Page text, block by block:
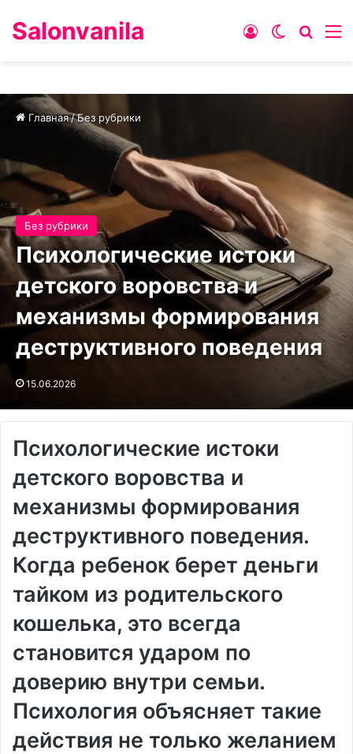
Salonvanila Switch skin
Войти
Главная/Без рубрики
Без рубрики
Психологические истоки
детского воровства и
механизмы формирования
деструктивного поведения
15.06.2026
Психологические истоки
детского воровства и
механизмы формирования
деструктивного поведения.
Когда ребенок берет деньги
тайком из родительского
кошелька, это всегда
становится ударом по
доверию внутри семьи.
Психология объясняет такие
действия не только желанием